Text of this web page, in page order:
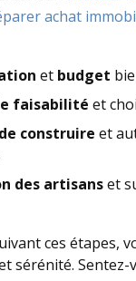
achat
et budget
faisabilité et
construire et
des artisanset
ces étapes,
sérénité. Sentez-